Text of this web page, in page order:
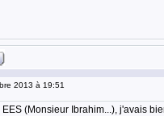
2013 à 19:51
(Monsieur Ibrahim...), j'avais